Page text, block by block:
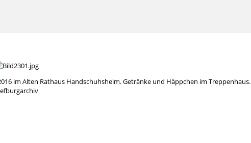
im Alten Rathaus Handschuhsheim. Getränke und Häppchen im Treppenhaus.